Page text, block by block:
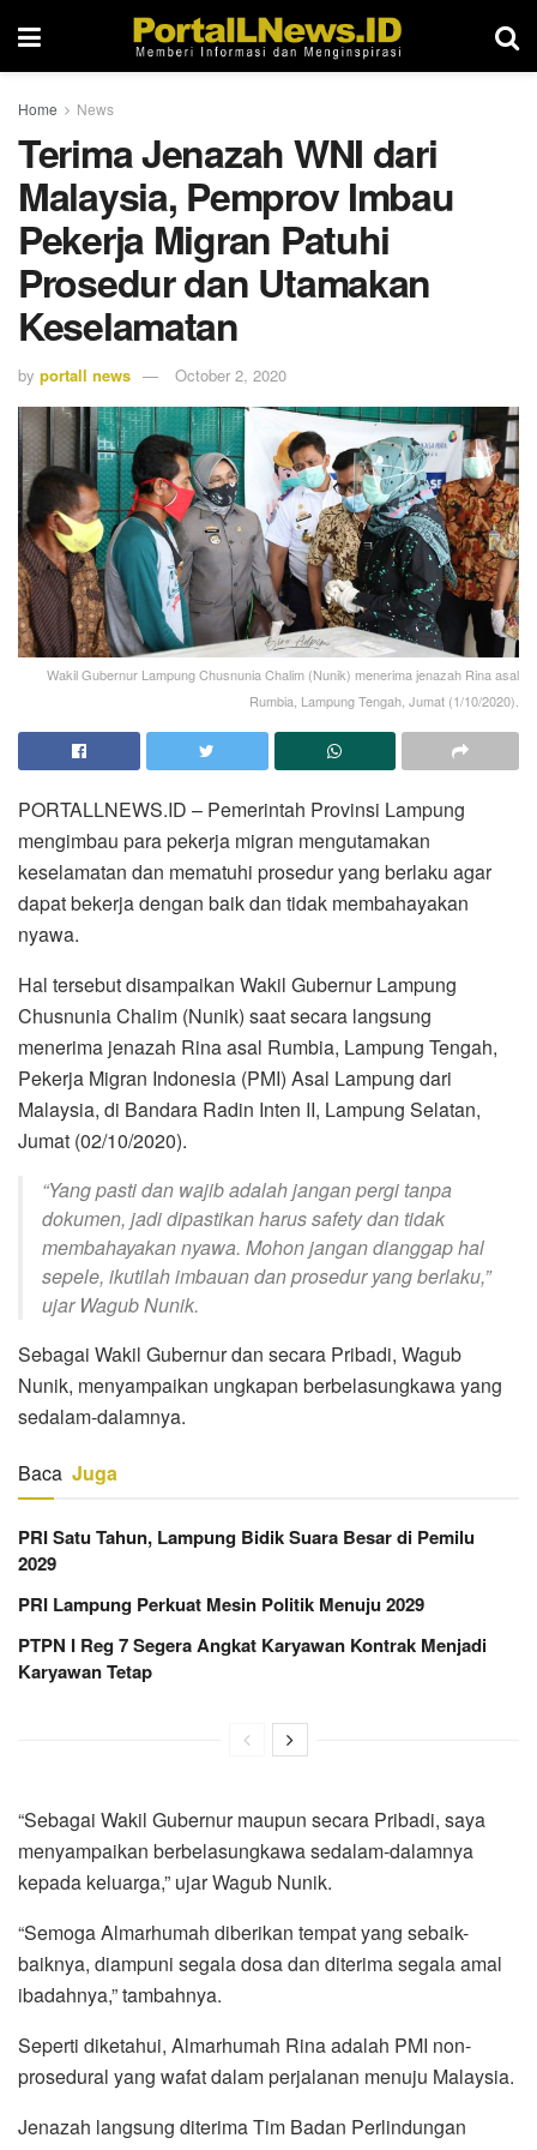
Home News
Terima Jenazah WNI dari
Malaysia, Pemprov Imbau
Pekerja Migran Patuhi
Prosedur dan Utamakan
Keselamatan
by portall news October 2, 2020
Wakil Gubernur Lampung Chusnunia Chalim (Nunik) menerima jenazah Rina asal
Rumbia, Lampung Tengah, Jumat (1/10/2020).
PORTALLNEWS.ID – Pemerintah Provinsi Lampung
mengimbau para pekerja migran mengutamakan
keselamatan dan mematuhi prosedur yang berlaku agar
dapat bekerja dengan baik dan tidak membahayakan
nyawa.
Hal tersebut disampaikan Wakil Gubernur Lampung
Chusnunia Chalim (Nunik) saat secara langsung
menerima jenazah Rina asal Rumbia, Lampung Tengah,
Pekerja Migran Indonesia (PMI) Asal Lampung dari
Malaysia, di Bandara Radin Inten II, Lampung Selatan,
Jumat (02/10/2020).
“Yang pasti dan wajib adalah jangan pergi tanpa
dokumen, jadi dipastikan harus safety dan tidak
membahayakan nyawa. Mohon jangan dianggap hal
sepele, ikutilah imbauan dan prosedur yang berlaku,”
ujar Wagub Nunik.
Sebagai Wakil Gubernur dan secara Pribadi, Wagub
Nunik, menyampaikan ungkapan berbelasungkawa yang
sedalam-dalamnya.
Baca Juga
PRI Satu Tahun, Lampung Bidik Suara Besar di Pemilu
2029
PRI Lampung Perkuat Mesin Politik Menuju 2029
PTPN I Reg 7 Segera Angkat Karyawan Kontrak Menjadi
Karyawan Tetap
“Sebagai Wakil Gubernur maupun secara Pribadi, saya
menyampaikan berbelasungkawa sedalam-dalamnya
kepada keluarga,” ujar Wagub Nunik.
“Semoga Almarhumah diberikan tempat yang sebaik-
baiknya, diampuni segala dosa dan diterima segala amal
ibadahnya,” tambahnya.
Seperti diketahui, Almarhumah Rina adalah PMI non-
prosedural yang wafat dalam perjalanan menuju Malaysia.
Jenazah langsung diterima Tim Badan Perlindungan